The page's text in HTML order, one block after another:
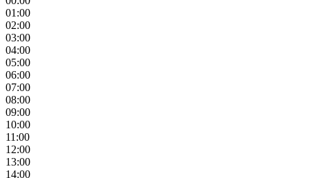
01:00
02:00
03:00
04:00
05:00
06:00
07:00
08:00
09:00
10:00
11:00
12:00
13:00
14:00